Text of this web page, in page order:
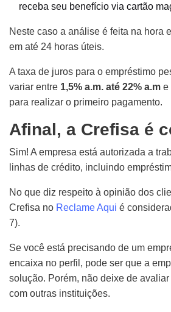
receba seu benefício via cartão
Neste caso a análise é feita na hora
em até 24 horas úteis.
A taxa de juros para o empréstimo
variar entre 1,5% a.m. até 22% a.m e
para realizar o primeiro pagamento.
Afinal, a Crefisa é
Sim! A empresa está autorizada a
linhas de crédito, incluindo
No que diz respeito à opinião dos
Crefisa no Reclame Aqui é
7).
Se você está precisando de um
encaixa no perfil, pode ser que a
solução. Porém, não deixe de
com outras instituições.